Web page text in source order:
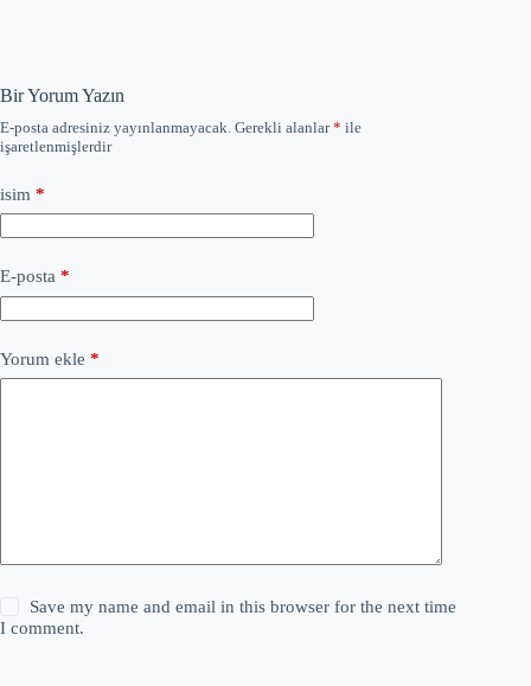
Bir Yorum Yazın
E-posta adresiniz yayınlanmayacak. Gerekli alanlar* ile
işaretlenmişlerdir
isim *
E-posta *
Yorum ekle *
Save my name and email in this browser for the next time
I comment.